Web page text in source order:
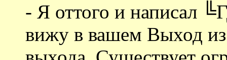
- Я оттого и написал
вижу в вашем Выход из